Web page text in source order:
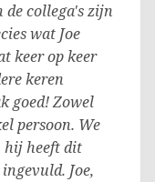
collega's zijn
wat Joe
keer op keer
keren
goed! Zowel
persoon. We
hij heeft dit
Joe,